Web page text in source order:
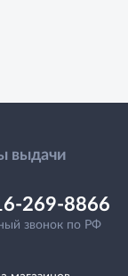
выдачи
269-8866
звонок по РФ